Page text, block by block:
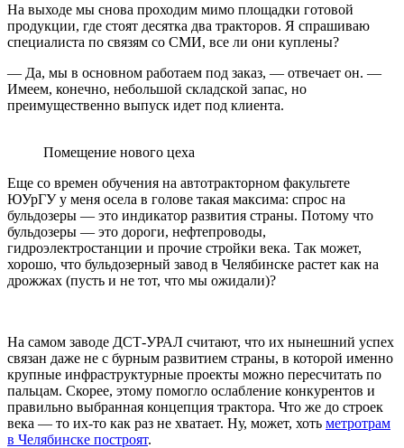
На выходе мы снова проходим мимо площадки готовой
продукции, где стоят десятка два тракторов. Я спрашиваю
специалиста по связям со СМИ, все ли они куплены?
— Да, мы в основном работаем под заказ, — отвечает он. —
Имеем, конечно, небольшой складской запас, но
преимущественно выпуск идет под клиента.
Помещение нового цеха
Еще со времен обучения на автотракторном факультете
ЮУрГУ у меня осела в голове такая максима: спрос на
бульдозеры — это индикатор развития страны. Потому что
бульдозеры — это дороги, нефтепроводы,
гидроэлектростанции и прочие стройки века. Так может,
хорошо, что бульдозерный завод в Челябинске растет как на
дрожжах (пусть и не тот, что мы ожидали)?
На самом заводе ДСТ-УРАЛ считают, что их нынешний успех
связан даже не с бурным развитием страны, в которой именно
крупные инфраструктурные проекты можно пересчитать по
пальцам. Скорее, этому помогло ослабление конкурентов и
правильно выбранная концепция трактора. Что же до строек
века — то их-то как раз не хватает. Ну, может, хоть метротрам
в Челябинске построят.